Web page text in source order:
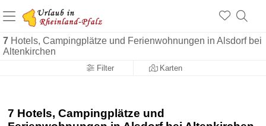
7 Hotels, Campingplätze und Ferienwohnungen in Alsdorf bei
Altenkirchen
Filter Karten
+1.500 Unterkünfte in Rheinland-Pfalz
+1.000 Sehenswürdigkeiten
Über 25 Jahre online
7 Hotels, Campingplätze und